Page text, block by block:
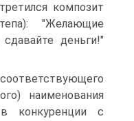
композит
"Желающие
деньги!"
наименования
конкуренции с